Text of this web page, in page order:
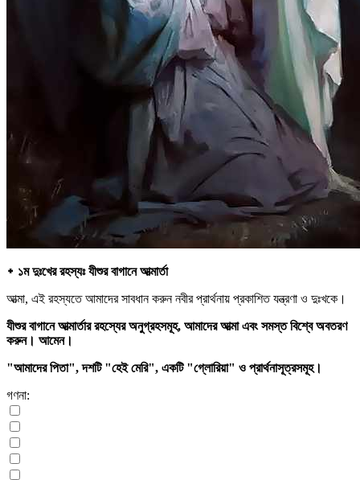
᛭ ১ম দুঃখের রহস্যঃ যীশুর বাগানে আত্মার্তা
আত্মা, এই রহস্যতে আমাদের সাবধান করুন নবীর প্রার্থনায় প্রকাশিত যন্ত্রণা ও দুঃখকে।
যীশুর বাগানে আত্মার্তার রহস্যের অনুগ্রহসমূহ, আমাদের আত্মা এবং সমস্ত বিশ্বে অবতরণ
করুন। আমেন।
"আমাদের পিতা", দশটি "হেই মেরি", একটি "গ্লোরিয়া" ও প্রার্থনাসূত্রসমূহ।
গণনা: